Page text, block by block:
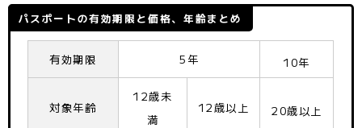
パスポートの有効期限と価格、年齢まとめ
有効期限 5年 10年
対象年齢
12歳未
満
12歳以上 20歳以上